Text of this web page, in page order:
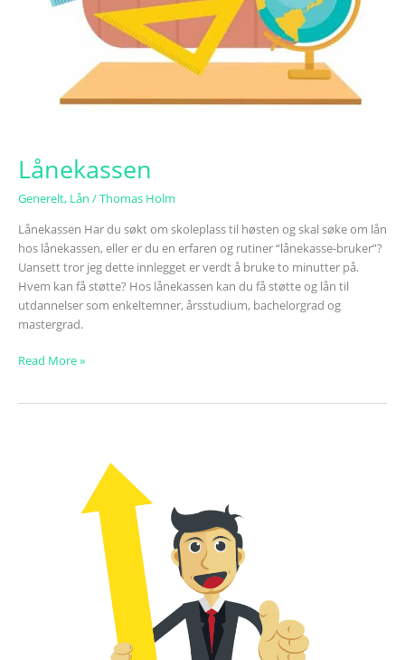
Lånekassen
Generelt, Lån /Thomas Holm
Lånekassen Har du søkt om skoleplass til høsten og skal søke om lån
hos lånekassen, eller er du en erfaren og rutiner “lånekasse-bruker”?
Uansett tror jeg dette innlegget er verdt å bruke to minutter på.
Hvem kan få støtte? Hos lånekassen kan du få støtte og lån til
utdannelser som enkeltemner, årsstudium, bachelorgrad og
mastergrad.
Read More »